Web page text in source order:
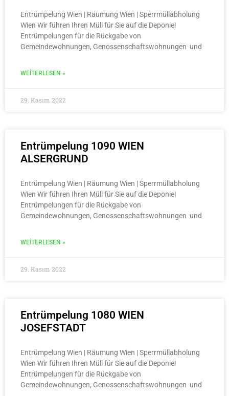
Entrümpelung Wien | Räumung Wien | Sperrmüllabholung
Wien Wir führen Ihren Müll für Sie auf die Deponie!
Entrümpelungen für die Rückgabe von
Gemeindewohnungen, Genossenschaftswohnungen und
WEITERLESEN »
29. Kasım 2022
Entrümpelung 1090 WIEN
ALSERGRUND
Entrümpelung Wien | Räumung Wien | Sperrmüllabholung
Wien Wir führen Ihren Müll für Sie auf die Deponie!
Entrümpelungen für die Rückgabe von
Gemeindewohnungen, Genossenschaftswohnungen und
WEITERLESEN »
29. Kasım 2022
Entrümpelung 1080 WIEN
JOSEFSTADT
Entrümpelung Wien | Räumung Wien | Sperrmüllabholung
Wien Wir führen Ihren Müll für Sie auf die Deponie!
Entrümpelungen für die Rückgabe von
Gemeindewohnungen, Genossenschaftswohnungen und